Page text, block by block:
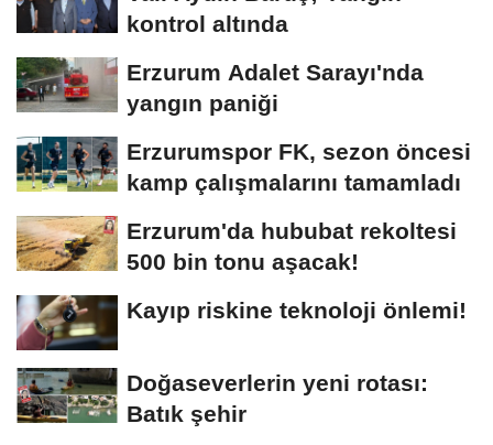
kontrol altında
Erzurum Adalet Sarayı'nda
yangın paniği
Erzurumspor FK, sezon öncesi
kamp çalışmalarını tamamladı
Erzurum'da hububat rekoltesi
500 bin tonu aşacak!
Kayıp riskine teknoloji önlemi!
Doğaseverlerin yeni rotası:
Batık şehir